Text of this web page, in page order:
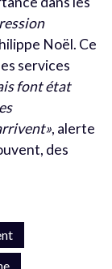
Noël. Ce
services
font état
, alerte
des